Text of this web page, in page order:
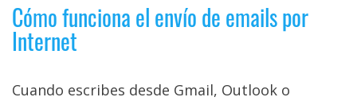
Cómo funciona el envío de emails por
Internet
Cuando escribes desde Gmail, Outlook o